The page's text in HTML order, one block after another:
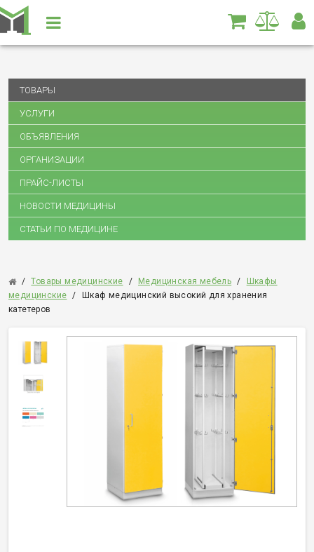
ТОВАРЫ
УСЛУГИ
ОБЪЯВЛЕНИЯ
ОРГАНИЗАЦИИ
ПРАЙС-ЛИСТЫ
НОВОСТИ МЕДИЦИНЫ
СТАТЬИ ПО МЕДИЦИНЕ
/ Товары медицинские / Медицинская мебель /
Шкафы
медицинские
/
Шкаф медицинский высокий для хранения
катетеров